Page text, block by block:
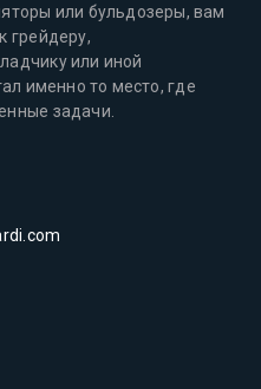
или бульдозеры, вам
грейдеру,
или иной
именно то место, где
задачи.